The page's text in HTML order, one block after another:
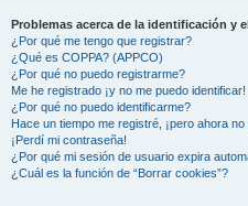
Problemas acerca de la identificación y
¿Por qué me tengo que registrar?
¿Qué es COPPA? (APPCO)
¿Por qué no puedo registrarme?
Me he registrado ¡y no me puedo identificar!
¿Por qué no puedo identificarme?
Hace un tiempo me registré, ¡pero ahora
¡Perdí mi contraseña!
¿Por qué mi sesión de usuario expira
¿Cuál es la función de “Borrar cookies”?